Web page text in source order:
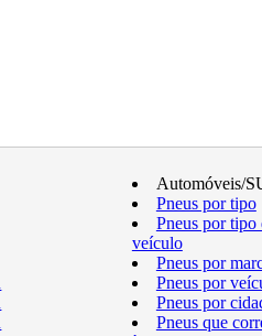
Automóveis/
Pneus por tipo
Pneus por tipo
veículo
Pneus por
Pneus por
Pneus por
Pneus que